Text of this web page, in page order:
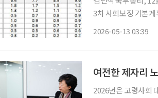
3차 사회보장 기본
2026-05-13 03:39
여전한 제자리
2026년은 고령사회